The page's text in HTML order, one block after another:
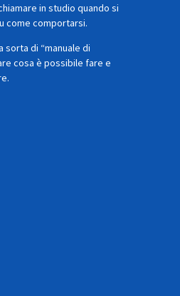
in studio quando si
come comportarsi.
sorta di “manuale di
cosa è possibile fare e